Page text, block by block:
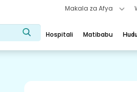
Makala za Afya
Hospitali Matibabu